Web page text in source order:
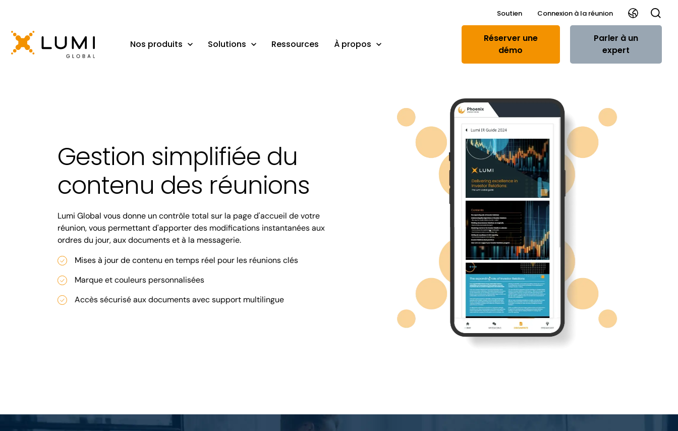
Soutien Connexion à la réunion
Nos produits Solutions Ressources À propos
Réserver une
démo
Parler à un
expert
Gestion simplifiée du
contenu des réunions
Lumi Global vous donne un contrôle total sur la page d'accueil de votre
réunion, vous permettant d'apporter des modifications instantanées aux
ordres du jour, aux documents et à la messagerie.
Mises à jour de contenu en temps réel pour les réunions clés
Marque et couleurs personnalisées
Accès sécurisé aux documents avec support multilingue